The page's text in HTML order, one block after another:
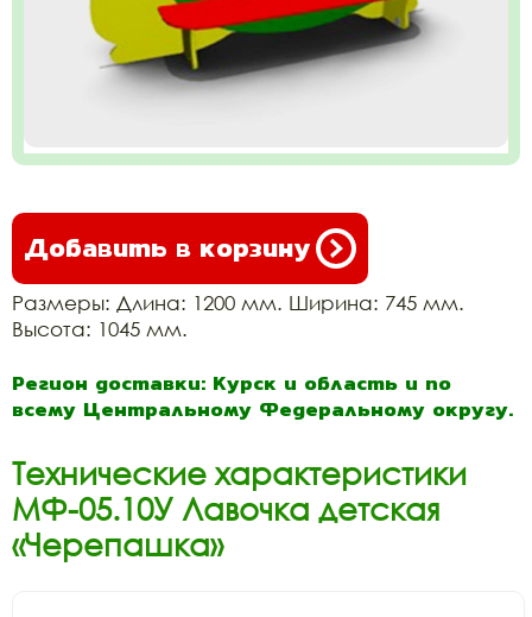
Добавить в корзину
Размеры: Длина: 1200 мм. Ширина: 745 мм.
Высота: 1045 мм.
Регион доставки: Курск и область и по
всему Центральному Федеральному округу.
Технические характеристики
МФ-05.10У Лавочка детская
«Черепашка»